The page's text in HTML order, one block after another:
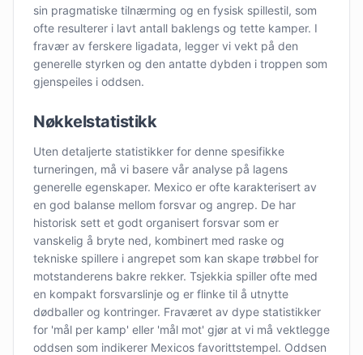
sin pragmatiske tilnærming og en fysisk spillestil, som
ofte resulterer i lavt antall baklengs og tette kamper. I
fravær av ferskere ligadata, legger vi vekt på den
generelle styrken og den antatte dybden i troppen som
gjenspeiles i oddsen.
Nøkkelstatistikk
Uten detaljerte statistikker for denne spesifikke
turneringen, må vi basere vår analyse på lagens
generelle egenskaper. Mexico er ofte karakterisert av
en god balanse mellom forsvar og angrep. De har
historisk sett et godt organisert forsvar som er
vanskelig å bryte ned, kombinert med raske og
tekniske spillere i angrepet som kan skape trøbbel for
motstanderens bakre rekker. Tsjekkia spiller ofte med
en kompakt forsvarslinje og er flinke til å utnytte
dødballer og kontringer. Fraværet av dype statistikker
for 'mål per kamp' eller 'mål mot' gjør at vi må vektlegge
oddsen som indikerer Mexicos favorittstempel. Oddsen